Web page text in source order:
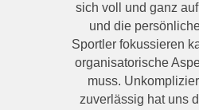
sich voll und ganz
und die
Sportler fokussieren
organisatorische
muss.
zuverlässig hat uns